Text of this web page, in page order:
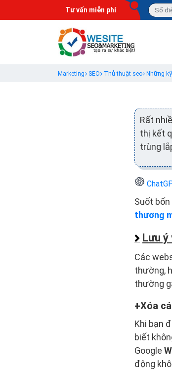
Tư vấn miễn phí
Marketing SEO Thủ thuật seo Những
Rất
thị kết
trùng
Suốt
thương
Lưu ý
Các
thường,
thường
Xóa
Khi bạn
biết
Google
động